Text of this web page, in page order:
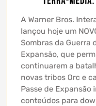
A Warner Bros.
lançou hoje um
Sombras da Guerra
Expansão, que
continuarem a
novas tribos Orc e
Passe de
conteúdos para